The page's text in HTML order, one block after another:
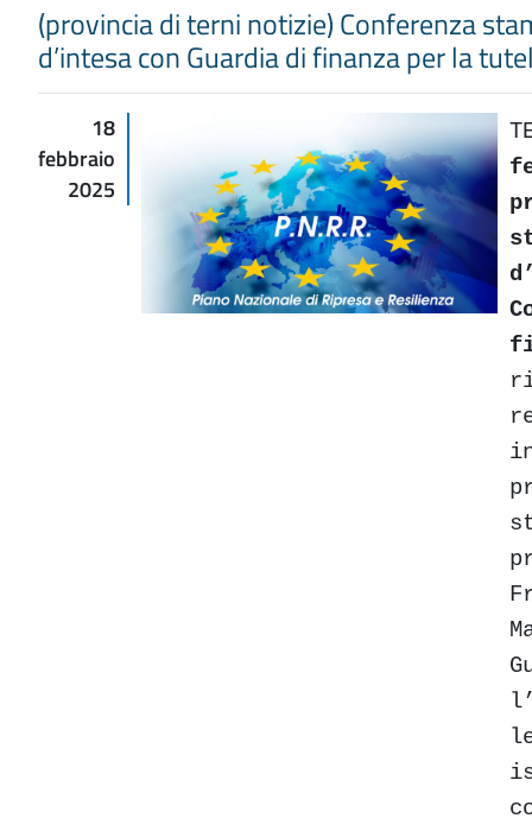
(provincia di terni notizie) Conferenza
d’intesa con Guardia di finanza per la
18
febbraio
2025